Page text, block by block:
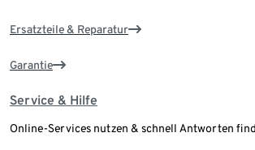
Ersatzteile & Reparatur
Garantie
Service & Hilfe
Online-Services nutzen & schnell Antworten